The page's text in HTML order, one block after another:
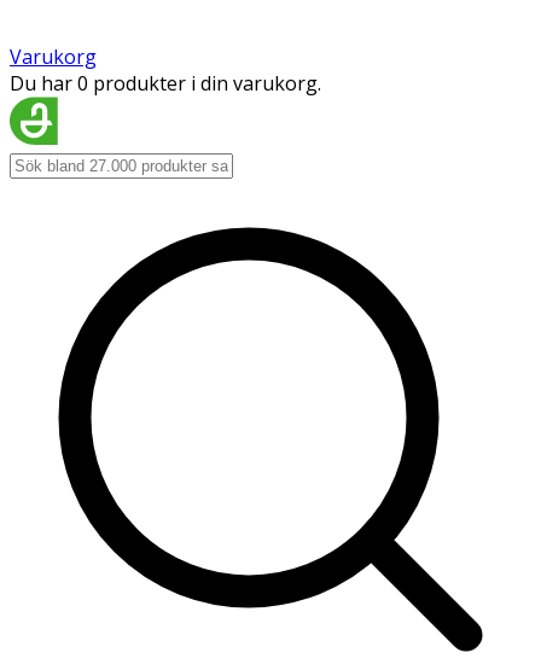
Varukorg
Du har 0 produkter i din varukorg.